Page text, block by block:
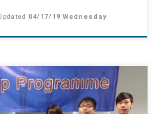
04/17/19 Wednesday